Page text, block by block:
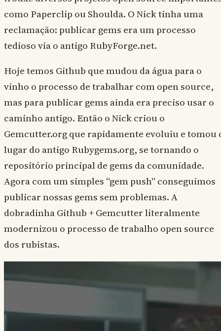
como Paperclip ou Shoulda. O Nick tinha uma
reclamação: publicar gems era um processo
tedioso via o antigo RubyForge.net.
Hoje temos Github que mudou da água para o
vinho o processo de trabalhar com open source,
mas para publicar gems ainda era preciso usar o
caminho antigo. Então o Nick criou o
Gemcutter.org que rapidamente evoluiu e tomou
lugar do antigo Rubygems.org, se tornando o
repositório principal de gems da comunidade.
Agora com um simples “gem push” conseguimos
publicar nossas gems sem problemas. A
dobradinha Github + Gemcutter literalmente
modernizou o processo de trabalho open source
dos rubistas.